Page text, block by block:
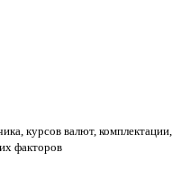
курсов валют, комплектации,
факторов